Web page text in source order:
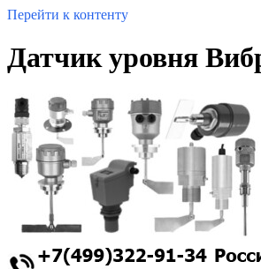
Перейти к контенту
Датчик уровня